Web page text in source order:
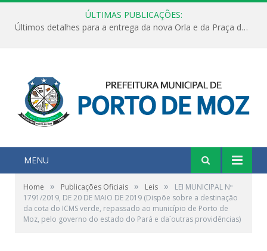
ÚLTIMAS PUBLICAÇÕES:
Últimos detalhes para a entrega da nova Orla e da Praça do Praião
MENU
Home » Publicações Oficiais » Leis »
LEI MUNICIPAL Nº
1791/2019, DE 20 DE MAIO DE 2019 (Dispõe sobre a destinação
da cota do ICMS verde, repassado ao município de Porto de
Moz, pelo governo do estado do Pará e da´outras providências)